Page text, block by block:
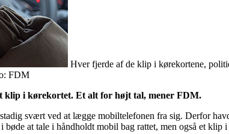
Hver fjerde af de klip i kørekortene,
FDM
klip i kørekortet. Et alt for højt tal, mener FDM.
svært ved at lægge mobiltelefonen fra sig. Derfor
at tale i håndholdt mobil bag rattet, men også et